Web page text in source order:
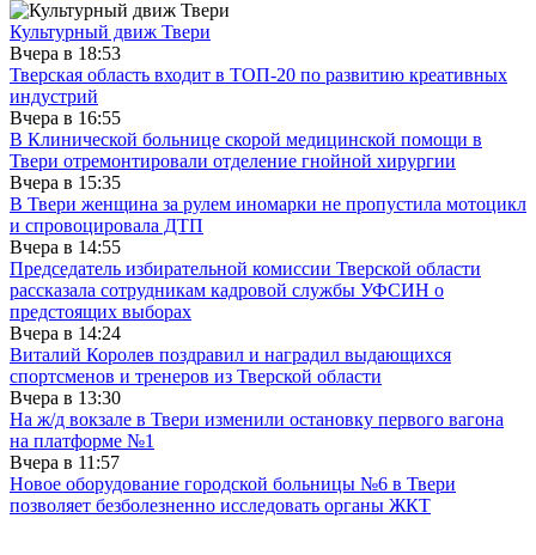
Культурный движ Твери
Вчера в 18:53
Тверская область входит в ТОП-20 по развитию креативных
индустрий
Вчера в 16:55
В Клинической больнице скорой медицинской помощи в
Твери отремонтировали отделение гнойной хирургии
Вчера в 15:35
В Твери женщина за рулем иномарки не пропустила мотоцикл
и спровоцировала ДТП
Вчера в 14:55
Председатель избирательной комиссии Тверской области
рассказала сотрудникам кадровой службы УФСИН о
предстоящих выборах
Вчера в 14:24
Виталий Королев поздравил и наградил выдающихся
спортсменов и тренеров из Тверской области
Вчера в 13:30
На ж/д вокзале в Твери изменили остановку первого вагона
на платформе №1
Вчера в 11:57
Новое оборудование городской больницы №6 в Твери
позволяет безболезненно исследовать органы ЖКТ